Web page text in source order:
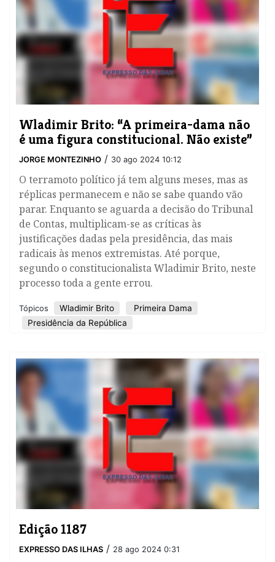
Wladimir Brito: “A primeira-dama não
é uma figura constitucional. Não existe”
JORGE MONTEZINHO / 30 ago 2024 10:12
O terramoto político já tem alguns meses, mas as
réplicas permanecem e não se sabe quando vão
parar. Enquanto se aguarda a decisão do Tribunal
de Contas, multiplicam-se as críticas às
justificações dadas pela presidência, das mais
radicais às menos extremistas. Até porque,
segundo o constitucionalista Wladimir Brito, neste
processo toda a gente errou.
Tópicos Wladimir Brito
Primeira Dama
Presidência da República
Edição 1187
EXPRESSO DAS ILHAS / 28 ago 2024 0:31